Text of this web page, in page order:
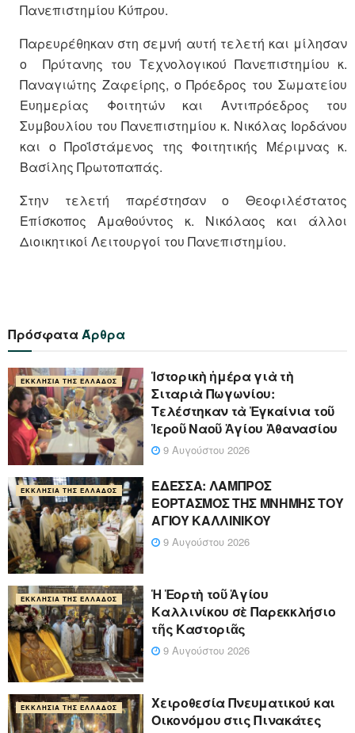
Πανεπιστημίου Κύπρου.
Παρευρέθηκαν στη σεμνή αυτή τελετή και μίλησαν
ο Πρύτανης του Τεχνολογικού Πανεπιστημίου κ.
Παναγιώτης Ζαφείρης, ο Πρόεδρος του Σωματείου
Ευημερίας Φοιτητών και Αντιπρόεδρος του
Συμβουλίου του Πανεπιστημίου κ. Νικόλας Ιορδάνου
και ο Προΐστάμενος της Φοιτητικής Μέριμνας κ.
Βασίλης Πρωτοπαπάς.
Στην τελετή παρέστησαν ο Θεοφιλέστατος
Επίσκοπος Αμαθούντος κ. Νικόλαος και άλλοι
Διοικητικοί Λειτουργοί του Πανεπιστημίου.
ΠρόσφαταΆρθρα
ΕΚΚΛΗΣΊΑ ΤΗΣ ΕΛΛΆΔΟΣ
Ἱστορικὴ ἡμέρα γιὰ τὴ
Σιταριὰ Πωγωνίου:
Τελέστηκαν τὰ Ἐγκαίνια τοῦ
Ἱεροῦ Ναοῦ Ἁγίου Ἀθανασίου
9 Αυγούστου 2026
ΕΚΚΛΗΣΊΑ ΤΗΣ ΕΛΛΆΔΟΣ
ΕΔΕΣΣΑ: ΛΑΜΠΡΟΣ
ΕΟΡΤΑΣΜΟΣ ΤΗΣ ΜΝΗΜΗΣ ΤΟΥ
ΑΓΙΟΥ ΚΑΛΛΙΝΙΚΟΥ
9 Αυγούστου 2026
ΕΚΚΛΗΣΊΑ ΤΗΣ ΕΛΛΆΔΟΣ
Ἡ Ἑορτὴ τοῦ Ἁγίου
Καλλινίκου σὲ Παρεκκλήσιο
τῆς Καστοριᾶς
9 Αυγούστου 2026
ΕΚΚΛΗΣΊΑ ΤΗΣ ΕΛΛΆΔΟΣ
Χειροθεσία Πνευματικού και
Οικονόμου στις Πινακάτες